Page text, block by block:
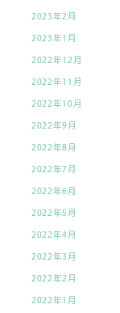
2023年2月
2023年1月
2022年12月
2022年11月
2022年10月
2022年9月
2022年8月
2022年7月
2022年6月
2022年5月
2022年4月
2022年3月
2022年2月
2022年1月